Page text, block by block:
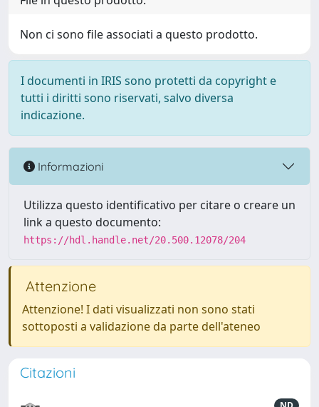
Non ci sono file associati a questo prodotto.
I documenti in IRIS sono protetti da copyright e
tutti i diritti sono riservati, salvo diversa
indicazione.
Informazioni
Utilizza questo identificativo per citare o creare un
link a questo documento:
https://hdl.handle.net/20.500.12078/204
Attenzione
Attenzione! I dati visualizzati non sono stati
sottoposti a validazione da parte dell'ateneo
Citazioni